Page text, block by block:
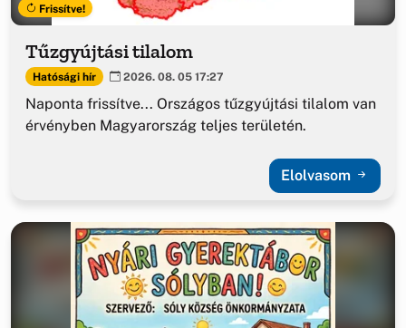
Frissítve!
Tűzgyújtási tilalom
Hatósági hír 2026. 08. 05 17:27
Naponta frissítve... Országos tűzgyújtási tilalom van
érvényben Magyarország teljes területén.
Elolvasom